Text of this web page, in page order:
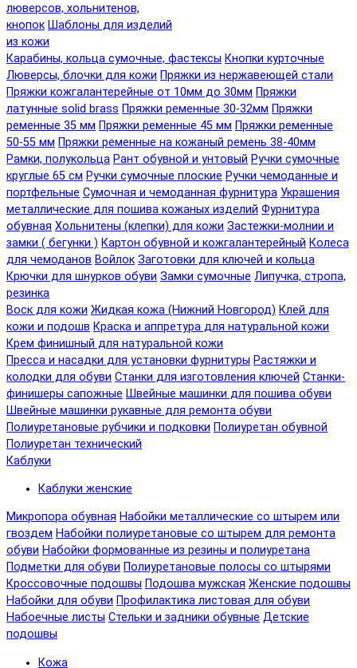
люверсов, хольнитенов,
кнопок Шаблоны для изделий
из кожи
Карабины, кольца сумочные, фастексы Кнопки курточные
Люверсы, блочки для кожи Пряжки из нержавеющей стали
Пряжки кожгалантерейные от 10мм до 30мм Пряжки
латунные solid brass Пряжки ременные 30-32мм Пряжки
ременные 35 мм Пряжки ременные 45 мм Пряжки ременные
50-55 мм Пряжки ременные на кожаный ремень 38-40мм
Рамки, полукольца Рант обувной и унтовый Ручки сумочные
круглые 65 см Ручки сумочные плоские Ручки чемоданные и
портфельные Сумочная и чемоданная фурнитура Украшения
металлические для пошива кожаных изделий Фурнитура
обувная Хольнитены (клепки) для кожи Застежки-молнии и
замки ( бегунки ) Картон обувной и кожгалантерейный Колеса
для чемоданов Войлок Заготовки для ключей и кольца
Крючки для шнурков обуви Замки сумочные Липучка, стропа,
резинка
Воск для кожи Жидкая кожа (Нижний Новгород) Клей для
кожи и подошв Краска и аппретура для натуральной кожи
Крем финишный для натуральной кожи
Пресса и насадки для установки фурнитуры Растяжки и
колодки для обуви Станки для изготовления ключей Станки-
финишеры сапожные Швейные машинки для пошива обуви
Швейные машинки рукавные для ремонта обуви
Полиуретановые рубчики и подковки Полиуретан обувной
Полиуретан технический
Каблуки
Каблуки женские
Микропора обувная Набойки металлические со штырем или
гвоздем Набойки полиуретановые со штырем для ремонта
обуви Набойки формованные из резины и полиуретана
Подметки для обуви Полиуретановые полосы со штырями
Кроссовочные подошвы Подошва мужская Женские подошвы
Набойки для обуви Профилактика листовая для обуви
Набоечные листы Стельки и задники обувные Детские
подошвы
Кожа